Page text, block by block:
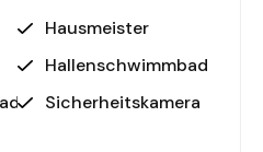
300 m – genießen Sie
Hausmeister
Hallenschwimmbad
Sicherheitskamera